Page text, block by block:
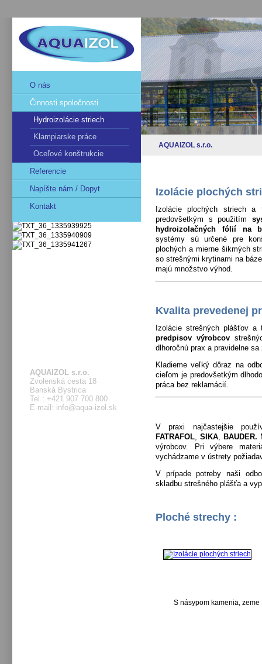
AQUAIZOL s.r.o.
Izolácie plochých
Izolácie plochých striech a
predovšetkým s použitím
hydroizolačných fólií na
systémy sú určené pre
plochých a mierne šikmých
so strešnými krytinami na
majú množstvo výhod.
Kvalita prevedenej
Izolácie strešných plášťov
predpisov výrobcov
dlhoročnú prax a pravidelne
Kladieme veľký dôraz na
cieľom je predovšetkým
práca bez reklamácií.
V praxi najčastejšie
FATRAFOL, SIKA, BAUDER.
výrobcov. Pri výbere
vychádzame v ústrety
V prípade potreby naši
skladbu strešného plášťa a
Ploché strechy :
S násypom kamenia, zeme
O nás
Činnosti spoločnosti
Hydroizolácie striech
Klampiarske práce
Oceľové konštrukcie
Referencie
Napíšte nám / Dopyt
Kontakt
AQUAIZOL s.r.o.
Zvolenská cesta 18
Banská Bystrica
Tel.: +421 907 700 800
E-mail: info@aqua-izol.sk